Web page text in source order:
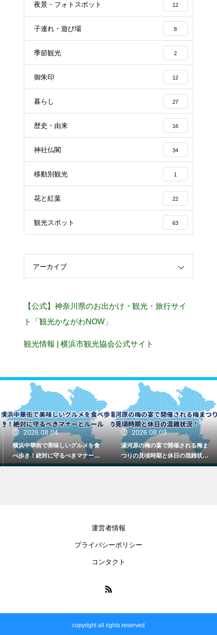
夜景・フォトスポット 12
子連れ・遊び場 8
季節観光 2
御朱印 12
暮らし 27
歴史・由来 16
神社仏閣 34
移動別観光 1
花と紅葉 22
観光スポット 63
アーカイブ
【公式】神奈川県のお出かけ・観光・旅行サイ
ト「観光かながわNOW」
観光情報 | 横浜市観光協会公式サイト
2026.08.04
横浜中華街で美味しいグルメを食
べ歩き！絶対に守るべきマナーと
ルール
2026.08.03
湯河原の梅の宴で開催される梅ま
つりの見頃時期と休日の混雑状
況！
運営者情報
プライバシーポリシー
コンタクト
copyright all rights reserved